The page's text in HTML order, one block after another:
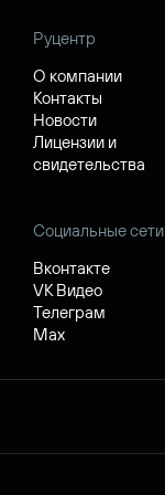
Руцентр
О компании
Контакты
Новости
Лицензии и
свидетельства
Социальные сети
Вконтакте
VK Видео
Телеграм
Max